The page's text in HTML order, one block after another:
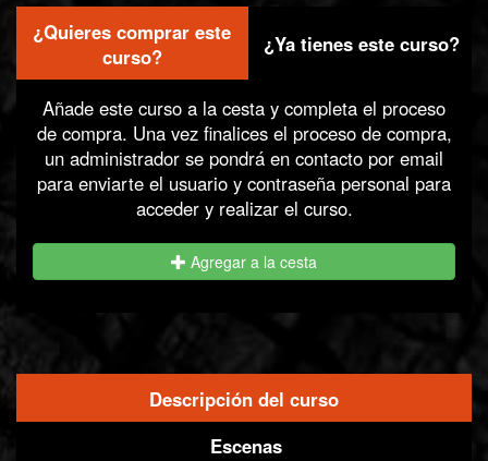
Compra / Acceso
¿Quieres comprar este
curso?
¿Ya tienes este curso?
Añade este curso a la cesta y completa el proceso
de compra. Una vez finalices el proceso de compra,
un administrador se pondrá en contacto por email
para enviarte el usuario y contraseña personal para
acceder y realizar el curso.
Agregar a la cesta
Informacion
Descripción del curso
activa)
Escenas